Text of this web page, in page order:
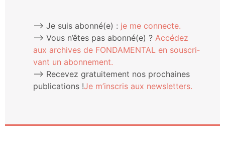
⟶ Je suis abonné(e) : je me connecte.
⟶ Vous n’êtes pas abonné(e) ? Accé­dez
aux archives de FONDAMENTAL en sous­cri­
vant un abonnement.
⟶ Rece­vez gra­tui­te­ment nos pro­chaines
publi­ca­tions !Je m’ins­cris aux newsletters.